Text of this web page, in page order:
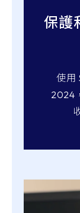
保護
使用
2024